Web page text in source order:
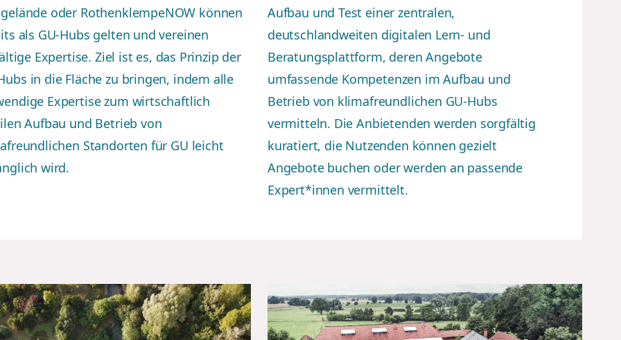
oder RothenklempeNOW können
als GU-Hubs gelten und vereinen
Expertise. Ziel ist es, das Prinzip der
in die Fläche zu bringen, indem alle
Expertise zum wirtschaftlich
Aufbau und Betrieb von
Standorten für GU leicht
wird.
Aufbau und Test einer zentralen,
deutschlandweiten digitalen Lern- und
Beratungsplattform, deren Angebote
umfassende Kompetenzen im Aufbau und
Betrieb von klimafreundlichen GU-Hubs
vermitteln. Die Anbietenden werden sorgfältig
kuratiert, die Nutzenden können gezielt
Angebote buchen oder werden an passende
Expert*innen vermittelt.